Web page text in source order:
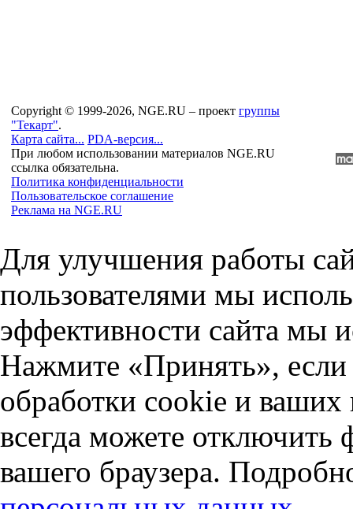
Copyright © 1999-2026, NGE.RU – проект группы
"Текарт".
Карта сайта... PDA-версия...
При любом использовании материалов NGE.RU
ссылка обязательна.
Политика конфиденциальности
Пользовательское соглашение
Реклама на NGE.RU
Для улучшения работы
пользователями мы
эффективности сайта мы
Нажмите «Принять», если
обработки cookie и
всегда можете отключить
вашего браузера.